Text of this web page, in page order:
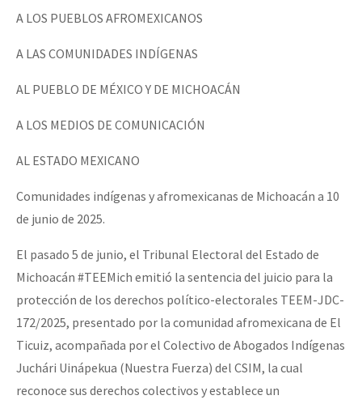
A LOS PUEBLOS AFROMEXICANOS
A LAS COMUNIDADES INDÍGENAS
AL PUEBLO DE MÉXICO Y DE MICHOACÁN
A LOS MEDIOS DE COMUNICACIÓN
AL ESTADO MEXICANO
Comunidades indígenas y afromexicanas de Michoacán a 10
de junio de 2025.
El pasado 5 de junio, el Tribunal Electoral del Estado de
Michoacán #TEEMich emitió la sentencia del juicio para la
protección de los derechos político-electorales TEEM-JDC-
172/2025, presentado por la comunidad afromexicana de El
Ticuiz, acompañada por el Colectivo de Abogados Indígenas
Juchári Uinápekua (Nuestra Fuerza) del CSIM, la cual
reconoce sus derechos colectivos y establece un